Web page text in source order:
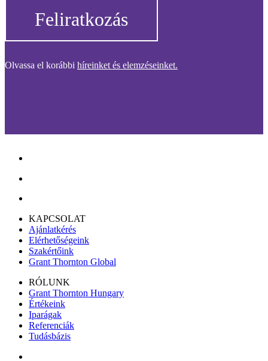
Feliratkozás
Olvassa el korábbi híreinket és elemzéseinket.
KAPCSOLAT
Ajánlatkérés
Elérhetőségeink
Szakértőink
Grant Thornton Global
RÓLUNK
Grant Thornton Hungary
Értékeink
Iparágak
Referenciák
Tudásbázis